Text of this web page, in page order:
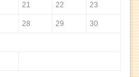
21 22 23
28 29 30